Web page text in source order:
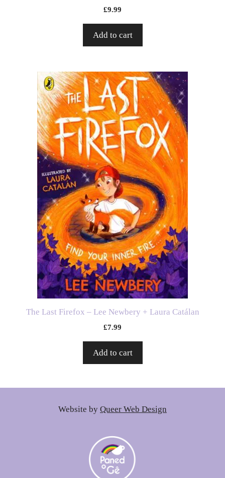
£9.99
Add to cart
The Last Firefox – Lee Newbery + Laura Catálan
£7.99
Add to cart
Website by Queer Web Design